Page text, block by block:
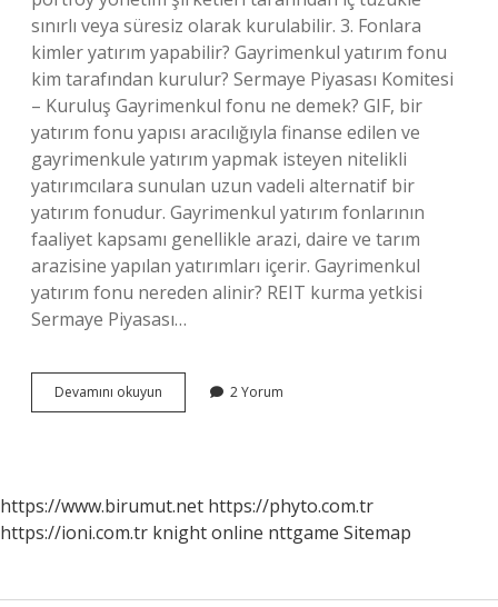
sınırlı veya süresiz olarak kurulabilir. 3. Fonlara
kimler yatırım yapabilir? Gayrimenkul yatırım fonu
kim tarafından kurulur? Sermaye Piyasası Komitesi
– Kuruluş Gayrimenkul fonu ne demek? GIF, bir
yatırım fonu yapısı aracılığıyla finanse edilen ve
gayrimenkule yatırım yapmak isteyen nitelikli
yatırımcılara sunulan uzun vadeli alternatif bir
yatırım fonudur. Gayrimenkul yatırım fonlarının
faaliyet kapsamı genellikle arazi, daire ve tarım
arazisine yapılan yatırımları içerir. Gayrimenkul
yatırım fonu nereden alinir? REIT kurma yetkisi
Sermaye Piyasası…
Devamını okuyun Gayrimenkul
Yatırım
2 Yorum
https://www.birumut.net https://phyto.com.tr
https://ioni.com.tr knight online nttgame Sitemap